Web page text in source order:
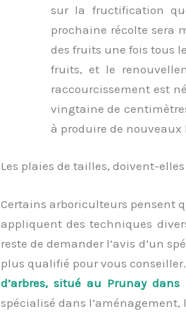
sur la fructification
prochaine récolte sera
des fruits une fois tous
fruits, et le
raccourcissement est
vingtaine de
à produire de nouveaux
Les plaies de tailles, doivent-
Certains arboriculteurs pensent
appliquent des techniques
reste de demander l’avis d’un
plus qualifié pour vous
d’arbres, situé au Prunay dans
spécialisé dans